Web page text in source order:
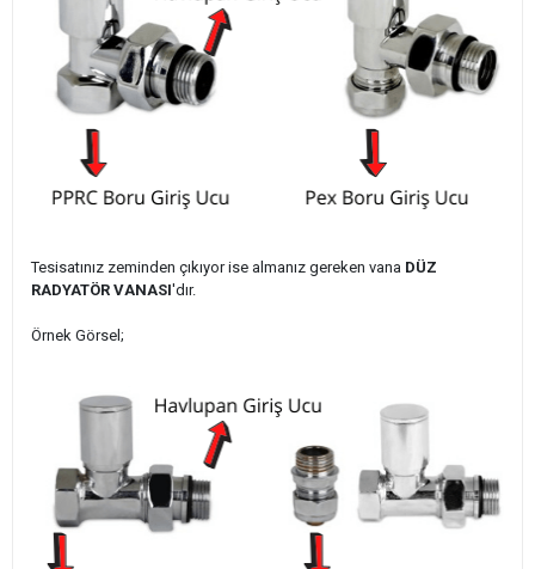
Tesisatınız zeminden çıkıyor ise almanız gereken vana DÜZ
RADYATÖR VANASI'dır.
Örnek Görsel;